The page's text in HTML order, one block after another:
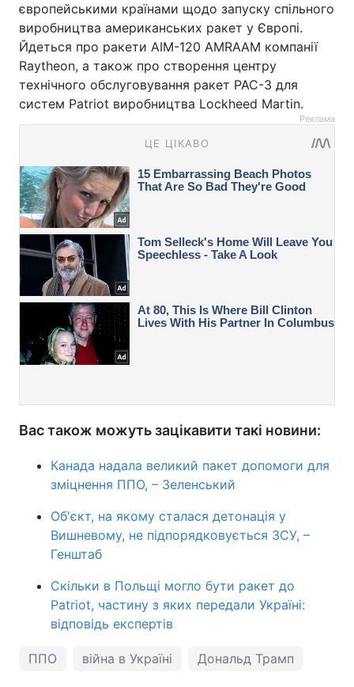
європейськими країнами щодо запуску спільного
виробництва американських ракет у Європі.
Йдеться про ракети AIM-120 AMRAAM компанії
Raytheon, а також про створення центру
технічного обслуговування ракет PAC-3 для
систем Patriot виробництва Lockheed Martin.
Реклама
Вас також можуть зацікавити такі новини:
Канада надала великий пакет допомоги для
зміцнення ППО, – Зеленський
Об'єкт, на якому сталася детонація у
Вишневому, не підпорядковується ЗСУ, –
Генштаб
Скільки в Польщі могло бути ракет до
Patriot, частину з яких передали Україні:
відповідь експертів
ППО війна в Україні Дональд Трамп